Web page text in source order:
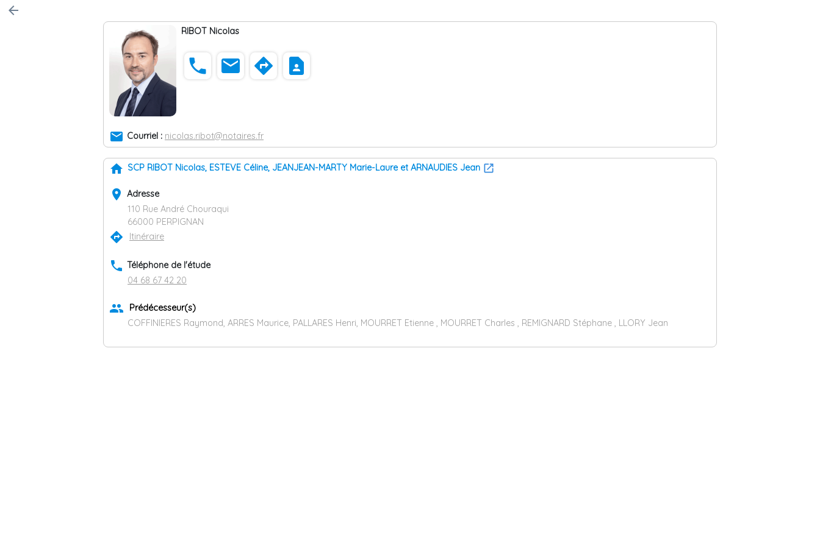
arrow_back
RIBOT Nicolas
phone email directions contact_page
email Courriel : nicolas.ribot@notaires.fr
home SCP RIBOT Nicolas, ESTEVE Céline, JEANJEAN-MARTY Marie-Laure et ARNAUDIES Jean
place Adresse
110 Rue André Chouraqui
66000 PERPIGNAN
directions Itinéraire
phone Téléphone de l'étude
04 68 67 42 20
group
Prédécesseur(s)
COFFINIERES Raymond, ARRES Maurice, PALLARES Henri, MOURRET Etienne , MOURRET Charles , REMIGNARD Stéphane , LLORY Jean